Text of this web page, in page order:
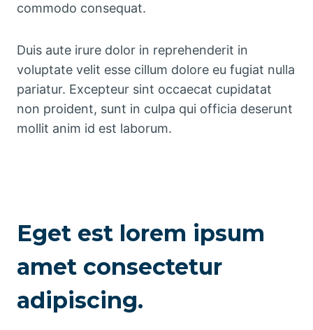
commodo consequat.
Duis aute irure dolor in reprehenderit in
voluptate velit esse cillum dolore eu fugiat nulla
pariatur. Excepteur sint occaecat cupidatat
non proident, sunt in culpa qui officia deserunt
mollit anim id est laborum.
Eget est lorem ipsum
amet consectetur
adipiscing.